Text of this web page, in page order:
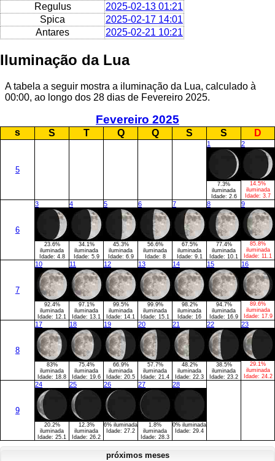
Regulus
2025-02-13 01:21
Spica
2025-02-17 14:01
Antares
2025-02-21 10:21
Iluminação da Lua
A tabela a seguir mostra a iluminação da Lua, calculado à
00:00, ao longo dos 28 dias de Fevereiro 2025.
Fevereiro 2025
s S T Q Q S S D
5
1
7.3%
iluminada
Idade: 2.6
2
14.5%
iluminada
Idade: 3.7
6
3
23.6%
iluminada
Idade: 4.8
4
34.1%
iluminada
Idade: 5.9
5
45.3%
iluminada
Idade: 6.9
6
56.6%
iluminada
Idade: 8
7
67.5%
iluminada
Idade: 9.1
8
77.4%
iluminada
Idade: 10.1
9
85.8%
iluminada
Idade: 11.1
7
10
92.4%
iluminada
Idade: 12.1
11
97.1%
iluminada
Idade: 13.1
12
99.5%
iluminada
Idade: 14.1
13
99.9%
iluminada
Idade: 15.1
14
98.2%
iluminada
Idade: 16
15
94.7%
iluminada
Idade: 16.9
16
89.6%
iluminada
Idade: 17.9
8
17
83%
iluminada
Idade: 18.8
18
75.4%
iluminada
Idade: 19.6
19
66.9%
iluminada
Idade: 20.5
20
57.7%
iluminada
Idade: 21.4
21
48.2%
iluminada
Idade: 22.3
22
38.5%
iluminada
Idade: 23.2
23
29.1%
iluminada
Idade: 24.2
9
24
20.2%
iluminada
Idade: 25.1
25
12.3%
iluminada
Idade: 26.2
26
6% iluminada
Idade: 27.2
27
1.8%
iluminada
Idade: 28.3
28
0% iluminada
Idade: 29.4
próximos meses